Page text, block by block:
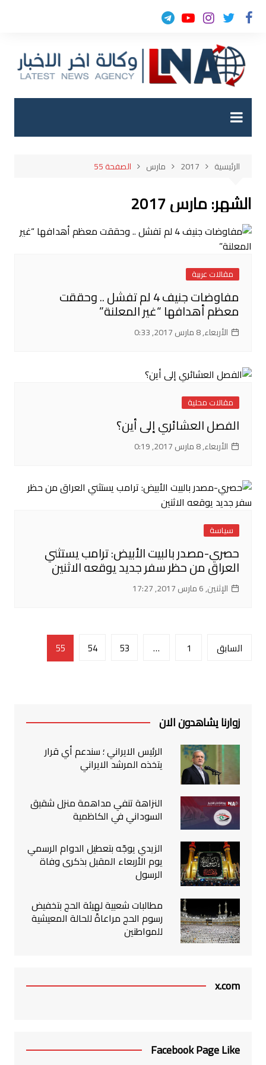
التجاوز
الرئيسية 2017 مارس الصفحة 55
الشهر:مارس 2017
مقالات عربية
مفاوضات جنيف 4 لم تفشل .. وحققت
معظم أهدافها “غير المعلنة”
الأربعاء, 8 مارس 2017, 0:33
مقالات محلية
الفصل العشائري إلى أين؟
الأربعاء, 8 مارس 2017, 0:19
سياسة
حصري-مصدر بالبيت الأبيض: ترامب يستثني
العراق من حظر سفر جديد يوقعه الاثنين
الإثنين, 6 مارس 2017, 17:27
تصفّح
المقالات
السابق 1
…
53
54
55
زوارنا يشاهدون الان
الرئيس الايراني ؛ سندعم أي قرار
يتخذه المرشد الايراني
النزاهة تنفي مداهمة منزل شقيق
السوداني في الكاظمية
الزيدي يوجّه بتعطيل الدوام الرسمي
يوم الأربعاء المقبل بذكرى وفاة
الرسول
مطالبات شعبية لهيئة الحج بتخفيض
رسوم الحج مراعاةً للحالة المعيشية
للمواطنين
x.com
Facebook Page Like